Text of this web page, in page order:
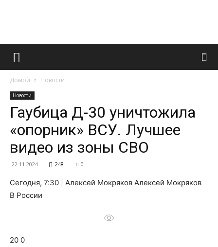
Французский
и
о
Домой Новости
Новости
Гаубица Д-30 уничтожила
«опорник» ВСУ. Лучшее
видео из зоны СВО
22.11.2024 248 0
Сегодня, 7:30 | Алексей Мокряков Алексей Мокряков
В России
20 0